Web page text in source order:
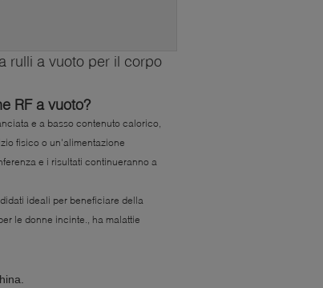
rulli a vuoto per il corpo
RF a vuoto?
e a basso contenuto calorico,
fisico o un'alimentazione
e i risultati continueranno a
ideali per beneficiare della
le donne incinte., ha malattie